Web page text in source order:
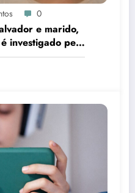
0
e marido,
investigado pelo